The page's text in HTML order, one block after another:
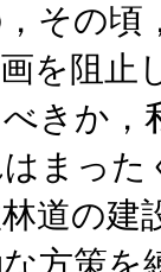
その頃
を阻止
きか
まっ
道の建
方策を